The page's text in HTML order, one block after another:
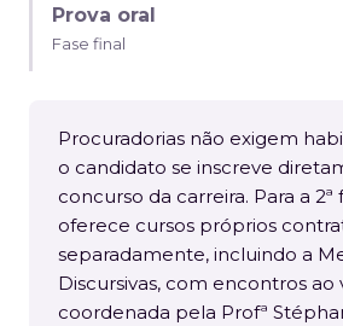
Prova oral
Fase final
Procuradorias não exigem
o candidato se inscreve
concurso da carreira. Para a 2ª
oferece cursos próprios
separadamente, incluindo a
Discursivas, com encontros ao
coordenada pela Profª